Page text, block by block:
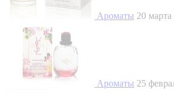
Ароматы 20
Ароматы 25